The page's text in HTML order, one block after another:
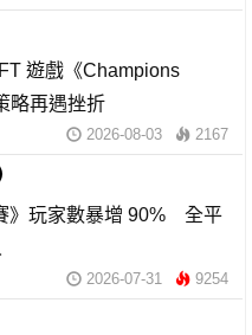
遊戲《Champions
略再遇挫折
2026-08-03 2167
》玩家數暴增 90% 全平
2026-07-31 9254